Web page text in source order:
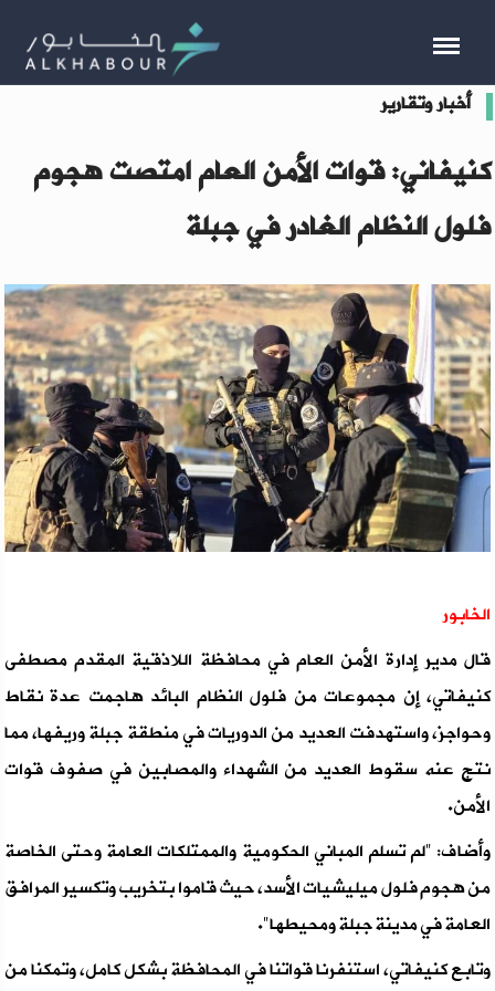
أخبار وتقارير
كنيفاني: قوات الأمن العام امتصت هجوم
فلول النظام الغادر في جبلة
الخابور
قال مدير إدارة الأمن العام في محافظة اللاذقية المقدم مصطفى
كنيفاتي، إن مجموعات من فلول النظام البائد هاجمت عدة نقاط
وحواجز، واستهدفت العديد من الدوريات في منطقة جبلة وريفها، مما
نتج عنه سقوط العديد من الشهداء والمصابين في صفوف قوات
الأمن.
وأضاف: "لم تسلم المباني الحكومية والممتلكات العامة وحتى الخاصة
من هجوم فلول ميليشيات الأسد، حيث قاموا بتخريب وتكسير المرافق
العامة في مدينة جبلة ومحيطها".
وتابع كنيفاتي، استنفرنا قواتنا في المحافظة بشكل كامل، وتمكنا من